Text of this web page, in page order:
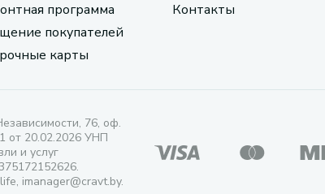
программа
покупателей
карты
Контакты
76, оф.
от 20.02.2026 УНП
и услуг
imanager@cravt.by.